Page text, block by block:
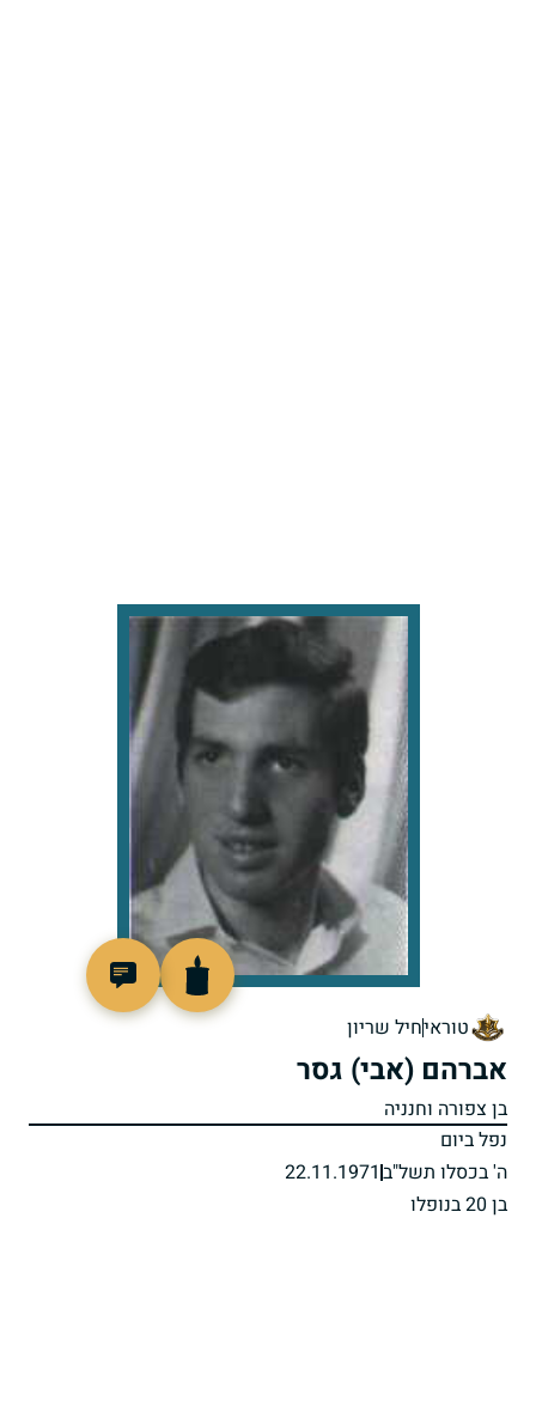
טוראיחיל שריון
אברהם (אבי) גסר
בן צפורה וחנניה
נפל ביום
ה' בכסלו תשל"ב 22.11.1971
בן 20 בנופלו